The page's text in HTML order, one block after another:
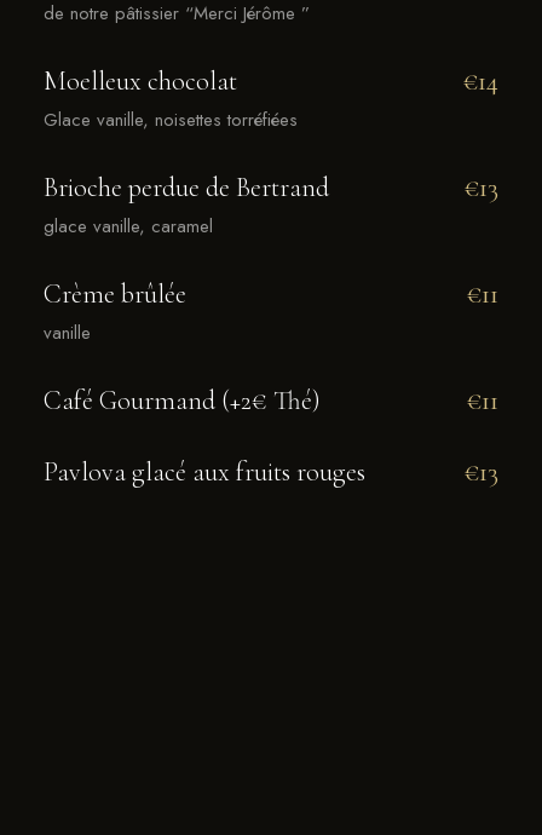
de notre pâtissier “Merci Jérôme ”
Moelleux chocolat €14
Glace vanille, noisettes torréfiées
Brioche perdue de Bertrand €13
glace vanille, caramel
Crème brûlée €11
vanille
Café Gourmand (+2€ Thé) €11
Pavlova glacé aux fruits rouges €13